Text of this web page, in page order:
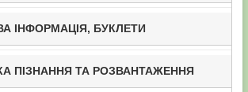
ІНФОРМАЦІЯ, БУКЛЕТИ
ПІЗНАННЯ ТА РОЗВАНТАЖЕННЯ